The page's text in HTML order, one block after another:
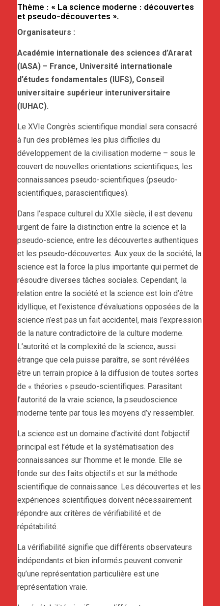
Thème : « La science moderne : découvertes
et pseudo-découvertes ».
Organisateurs :
Académie internationale des sciences d’Ararat
(IASA) – France, Université internationale
d’études fondamentales (IUFS), Conseil
universitaire supérieur interuniversitaire
(IUHAC).
Le XVIe Congrès scientifique mondial sera consacré
à l’un des problèmes les plus difficiles du
développement de la civilisation moderne – sous le
couvert de nouvelles orientations scientifiques, les
connaissances pseudo-scientifiques (pseudo-
scientifiques, parascientifiques).
Dans l’espace culturel du XXIe siècle, il est devenu
urgent de faire la distinction entre la science et la
pseudo-science, entre les découvertes authentiques
et les pseudo-découvertes. Aux yeux de la société, la
science est la force la plus importante qui permet de
résoudre diverses tâches sociales. Cependant, la
relation entre la société et la science est loin d’être
idyllique, et l’existence d’évaluations opposées de la
science n’est pas un fait accidentel, mais l’expression
de la nature contradictoire de la culture moderne.
L’autorité et la complexité de la science, aussi
étrange que cela puisse paraître, se sont révélées
être un terrain propice à la diffusion de toutes sortes
de « théories » pseudo-scientifiques. Parasitant
l’autorité de la vraie science, la pseudoscience
moderne tente par tous les moyens d’y ressembler.
La science est un domaine d’activité dont l’objectif
principal est l’étude et la systématisation des
connaissances sur l’homme et le monde. Elle se
fonde sur des faits objectifs et sur la méthode
scientifique de connaissance. Les découvertes et les
expériences scientifiques doivent nécessairement
répondre aux critères de vérifiabilité et de
répétabilité.
La vérifiabilité signifie que différents observateurs
indépendants et bien informés peuvent convenir
qu’une représentation particulière est une
représentation vraie.